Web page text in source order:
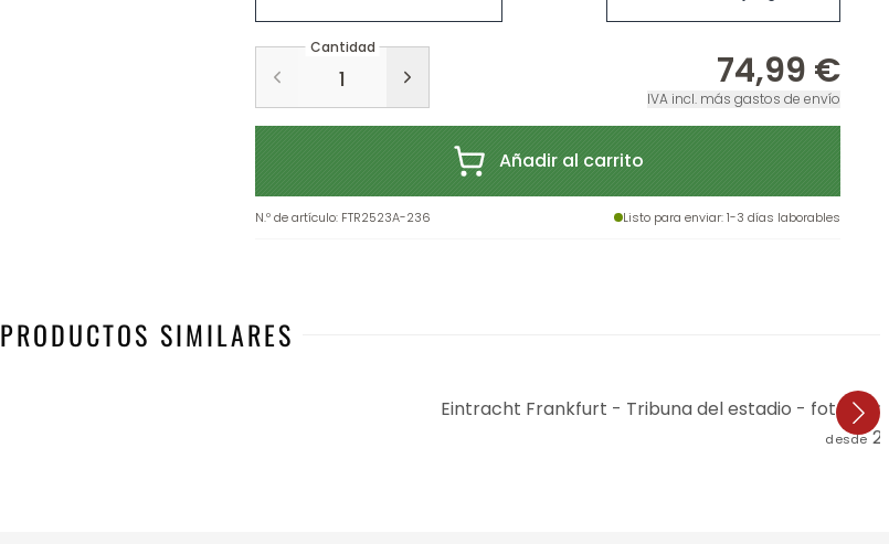
Cantidad
74,99 €
IVA incl. más gastos de envío
Añadir al carrito
N.º de artículo: FTR2523A-236 Listo para enviar: 1-3 días laborables
PRODUCTOS SIMILARES
Eintracht Frankfurt - Tribuna del estadio -
desde